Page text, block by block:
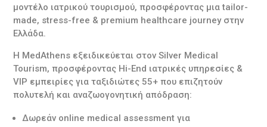
μοντέλο ιατρικού τουρισμού, προσφέροντας μια tailor-
made, stress-free & premium healthcare journey στην
Ελλάδα.
Η MedAthens εξειδικεύεται στον Silver Medical
Tourism, προσφέροντας Hi-End ιατρικές υπηρεσίες &
VIP εμπειρίες για ταξιδιώτες 55+ που επιζητούν
πολυτελή και αναζωογονητική απόδραση:
Δωρεάν online medical assessment για